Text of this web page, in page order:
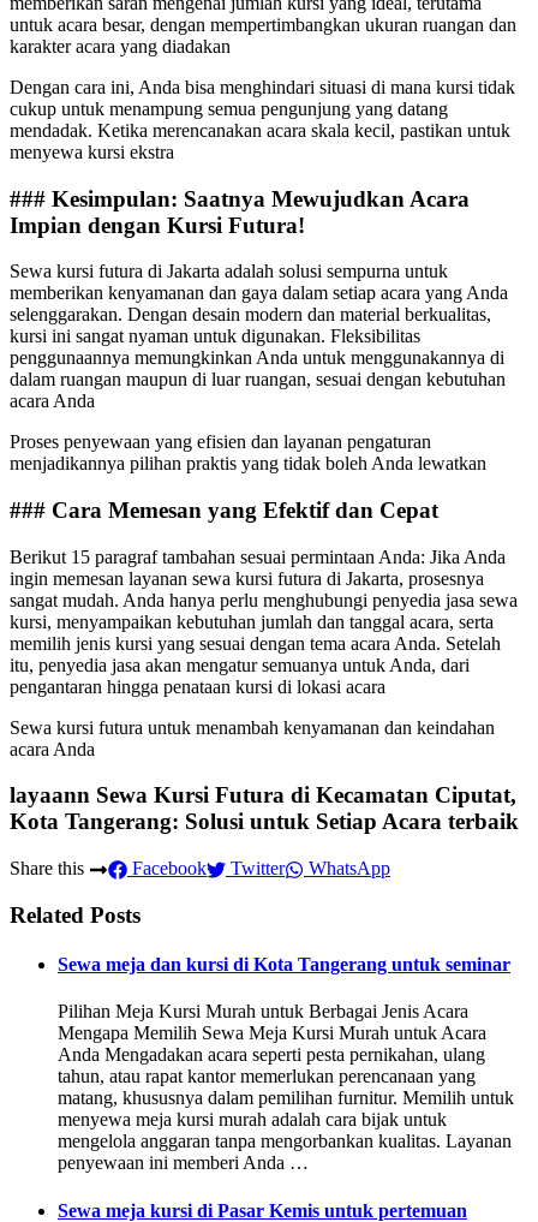
untuk acara besar, dengan mempertimbangkan ukuran ruangan dan
karakter acara yang diadakan
Dengan cara ini, Anda bisa menghindari situasi di mana kursi tidak
cukup untuk menampung semua pengunjung yang datang
mendadak. Ketika merencanakan acara skala kecil, pastikan untuk
menyewa kursi ekstra
### Kesimpulan: Saatnya Mewujudkan Acara
Impian dengan Kursi Futura!
Sewa kursi futura di Jakarta adalah solusi sempurna untuk
memberikan kenyamanan dan gaya dalam setiap acara yang Anda
selenggarakan. Dengan desain modern dan material berkualitas,
kursi ini sangat nyaman untuk digunakan. Fleksibilitas
penggunaannya memungkinkan Anda untuk menggunakannya di
dalam ruangan maupun di luar ruangan, sesuai dengan kebutuhan
acara Anda
Proses penyewaan yang efisien dan layanan pengaturan
menjadikannya pilihan praktis yang tidak boleh Anda lewatkan
### Cara Memesan yang Efektif dan Cepat
Berikut 15 paragraf tambahan sesuai permintaan Anda: Jika Anda
ingin memesan layanan sewa kursi futura di Jakarta, prosesnya
sangat mudah. Anda hanya perlu menghubungi penyedia jasa sewa
kursi, menyampaikan kebutuhan jumlah dan tanggal acara, serta
memilih jenis kursi yang sesuai dengan tema acara Anda. Setelah
itu, penyedia jasa akan mengatur semuanya untuk Anda, dari
pengantaran hingga penataan kursi di lokasi acara
Sewa kursi futura untuk menambah kenyamanan dan keindahan
acara Anda
layaann Sewa Kursi Futura di Kecamatan Ciputat,
Kota Tangerang: Solusi untuk Setiap Acara terbaik
Share this Facebook Twitter WhatsApp
Related Posts
Sewa meja dan kursi di Kota Tangerang untuk seminar
Pilihan Meja Kursi Murah untuk Berbagai Jenis Acara
Mengapa Memilih Sewa Meja Kursi Murah untuk Acara
Anda Mengadakan acara seperti pesta pernikahan, ulang
tahun, atau rapat kantor memerlukan perencanaan yang
matang, khususnya dalam pemilihan furnitur. Memilih untuk
menyewa meja kursi murah adalah cara bijak untuk
mengelola anggaran tanpa mengorbankan kualitas. Layanan
penyewaan ini memberi Anda …
Sewa meja kursi di Pasar Kemis untuk pertemuan